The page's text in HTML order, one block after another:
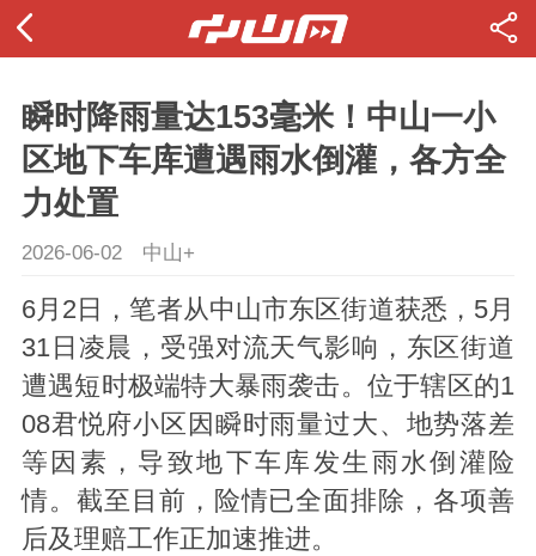
瞬时降雨量达153毫米！中山一小
区地下车库遭遇雨水倒灌，各方全
力处置
2026-06-02 中山+
6月2日，笔者从中山市东区街道获悉，5月
31日凌晨，受强对流天气影响，东区街道
遭遇短时极端特大暴雨袭击。位于辖区的1
08君悦府小区因瞬时雨量过大、地势落差
等因素，导致地下车库发生雨水倒灌险
情。截至目前，险情已全面排除，各项善
后及理赔工作正加速推进。